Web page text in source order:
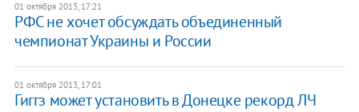
01 октября 2013, 17:21
РФС не хочет обсуждать объединенный
чемпионат Украины и России
01 октября 2013, 17:01
Гиггз может установить в Донецке рекорд ЛЧ